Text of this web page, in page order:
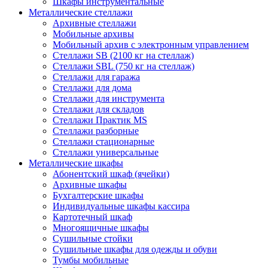
Металлические стеллажи
Архивные стеллажи
Мобильные архивы
Мобильный архив с электронным управлением
Стеллажи SB (2100 кг на стеллаж)
Стеллажи SBL (750 кг на стеллаж)
Стеллажи для гаража
Стеллажи для дома
Стеллажи для инструмента
Стеллажи для складов
Стеллажи Практик MS
Стеллажи разборные
Стеллажи стационарные
Стеллажи универсальные
Металлические шкафы
Абонентский шкаф (ячейки)
Архивные шкафы
Бухгалтерские шкафы
Индивидуальные шкафы кассира
Картотечный шкаф
Многоящичные шкафы
Сушильные стойки
Сушильные шкафы для одежды и обуви
Тумбы мобильные